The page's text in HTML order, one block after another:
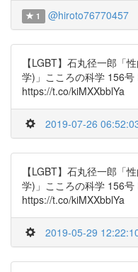
1 @hiroto76770457
【LGBT】石丸径一郎「
学)」こころの科学 156
https://t.co/kiMXXbblYa
2019-07-26
【LGBT】石丸径一郎「
学)」こころの科学 156
https://t.co/kiMXXbblYa
2019-05-29